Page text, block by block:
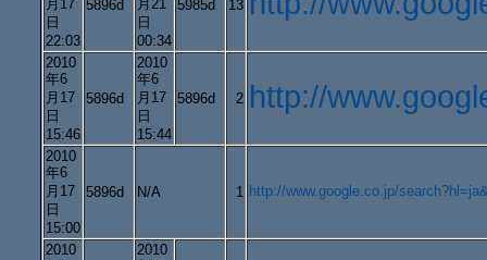
月17
日
22:03
5896d
月21
日
00:34
5985d 13
2010
年6
月17
日
15:46
5896d
2010
年6
月17
日
15:44
5896d 2 http://
2010
年6
月17
日
15:00
5896d N/A 1 http://www.google.co.jp/
2010
2010